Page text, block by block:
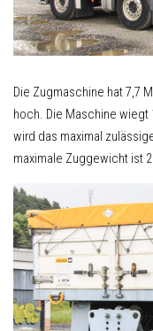
Die Zugmaschine hat 7,7
hoch. Die Maschine wiegt
wird das maximal
maximale Zuggewicht ist